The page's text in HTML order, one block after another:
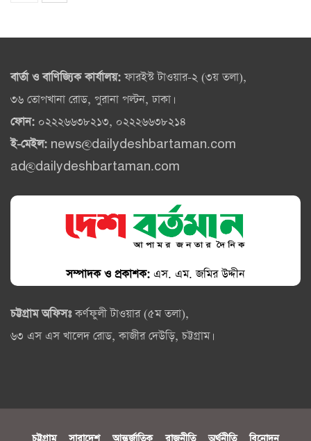
বার্তা ও বাণিজ্যিক কার্যালয়:ফারইস্ট টাওয়ার-২ (৩য় তলা),
৩৬ তোপখানা রোড, পুরানা পল্টন, ঢাকা।
ফোন: ০২২২৬৬৩৮২১৩, ০২২২৬৬৩৮২১৪
ই-মেইল: news@dailydeshbartaman.com
ad@dailydeshbartaman.com
সম্পাদক ও প্রকাশক: এস. এম. জমির উদ্দীন
চট্টগ্রাম অফিসঃকর্ণফুলী টাওয়ার (৫ম তলা),
৬৩ এস এস খালেদ রোড, কাজীর দেউড়ি, চট্টগ্রাম।